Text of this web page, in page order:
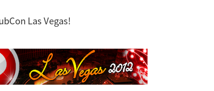
Las Vegas!